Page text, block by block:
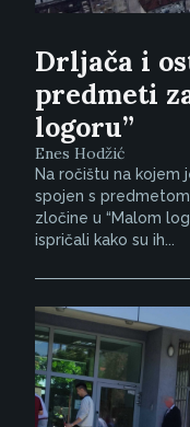
Drljača i
predmeti
logoru”
Enes Hodžić
Na ročištu na kojem
spojen s
zločine u “Malom
ispričali kako su ih...